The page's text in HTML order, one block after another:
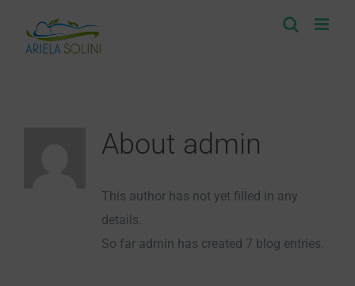
content
About admin
This author has not yet filled in any
details.
So far admin has created 7 blog entries.